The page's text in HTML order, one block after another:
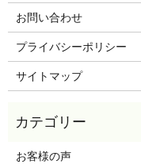
お問い合わせ
プライバシーポリシー
サイトマップ
お客様の声